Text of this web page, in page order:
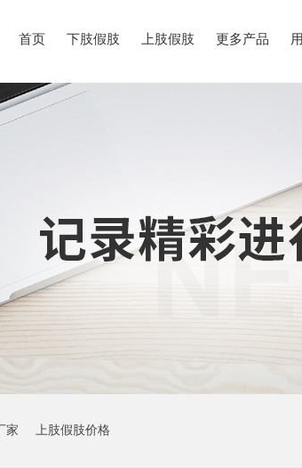
首页 下肢假肢 上肢假肢 更多产品
家 上肢假肢价格